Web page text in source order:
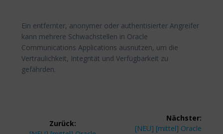
Ein entfernter, anonymer oder authentisierter Angreifer
kann mehrere Schwachstellen in Oracle
Communications Applications ausnutzen, um die
Vertraulichkeit, Integrität und Verfügbarkeit zu
gefährden.
Zurück:
Nächster:
Nächster
[NEU] [mittel] Oracle